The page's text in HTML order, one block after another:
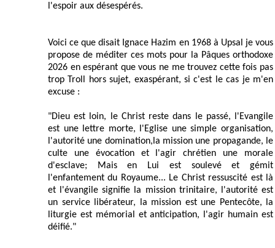
l'espoir aux désespérés.
Voici ce que disait Ignace Hazim en 1968 à Upsal je vous
propose de méditer ces mots pour la Pâques orthodoxe
2026 en espérant que vous ne me trouvez cette fois pas
trop Troll hors sujet, exaspérant, si c'est le cas je m'en
excuse :
"Dieu est loin, le Christ reste dans le passé, l'Evangile
est une lettre morte, l'Eglise une simple organisation,
l'autorité une domination,la mission une propagande, le
culte une évocation et l'agir chrétien une morale
d'esclave; Mais en Lui est soulevé et gémit
l'enfantement du Royaume... Le Christ ressuscité est là
et l'évangile signifie la mission trinitaire, l'autorité est
un service libérateur, la mission est une Pentecôte, la
liturgie est mémorial et anticipation, l'agir humain est
déifié."